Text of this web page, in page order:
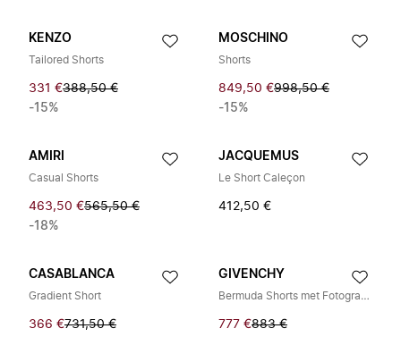
KENZO
Tailored Shorts
331 €388,50 €
-15%
MOSCHINO
Shorts
849,50 €998,50 €
-15%
AMIRI
Casual Shorts
463,50 €565,50 €
-18%
JACQUEMUS
Le Short Caleçon
412,50 €
CASABLANCA
Gradient Short
366 €731,50 €
GIVENCHY
Bermuda Shorts met Fotografische Negatiefprint
777 €883 €